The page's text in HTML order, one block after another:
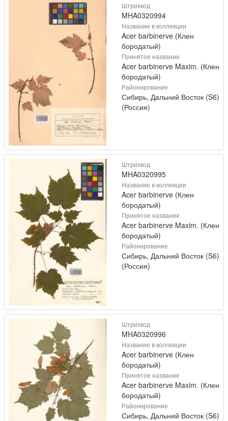
Штрихкод
MHA0320994
Название в коллекции
Acer barbinerve (Клен
бородатый)
Принятое название
Acer barbinerve Maxim. (Клен
бородатый)
Районирование
Сибирь, Дальний Восток (S6)
(Россия)
Штрихкод
MHA0320995
Название в коллекции
Acer barbinerve (Клен
бородатый)
Принятое название
Acer barbinerve Maxim. (Клен
бородатый)
Районирование
Сибирь, Дальний Восток (S6)
(Россия)
Штрихкод
MHA0320996
Название в коллекции
Acer barbinerve (Клен
бородатый)
Принятое название
Acer barbinerve Maxim. (Клен
бородатый)
Районирование
Сибирь, Дальний Восток (S6)